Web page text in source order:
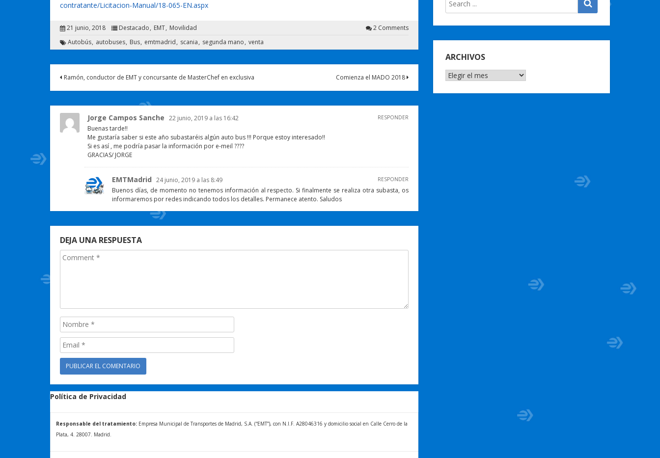
contratante/Licitacion-Manual/18-065-EN.aspx
21 junio, 2018 Destacado EMT Movilidad
2 Comments
Autobús autobuses Bus emtmadrid scania segunda mano venta
Ramón, conductor de EMT y concursante de MasterChef en exclusiva Comienza el MADO 2018
Jorge Campos Sanche 22 junio, 2019 a las 16:42 RESPONDER
Buenas tarde!!
Me gustaría saber si este año subastaréis algún auto bus !!! Porque estoy interesado!!
Si es así , me podría pasar la información por e-meil ????
GRACIAS/ JORGE
EMTMadrid 24 junio, 2019 a las 8:49 RESPONDER
Buenos días, de momento no tenemos información al respecto. Si finalmente se realiza otra subasta, os
informaremos por redes indicando todos los detalles. Permanece atento. Saludos
DEJA UNA RESPUESTA
Política de Privacidad
Responsable del tratamiento:Empresa Municipal de Transportes de Madrid, S.A. (“EMT”), con N.I.F. A28046316 y domicilio social en Calle Cerro de la
Plata, 4. 28007. Madrid.
ARCHIVOS
ARCHIVOS